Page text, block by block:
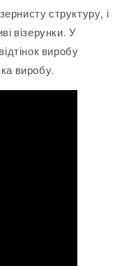
структуру, і
візерунки. У
виробу
виробу.